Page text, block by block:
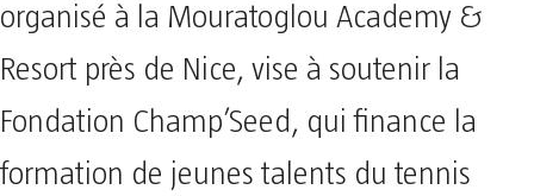
organisé à la Mouratoglou Academy &
Resort près de Nice, vise à soutenir la
Fondation Champ’Seed, qui finance la
formation de jeunes talents du tennis